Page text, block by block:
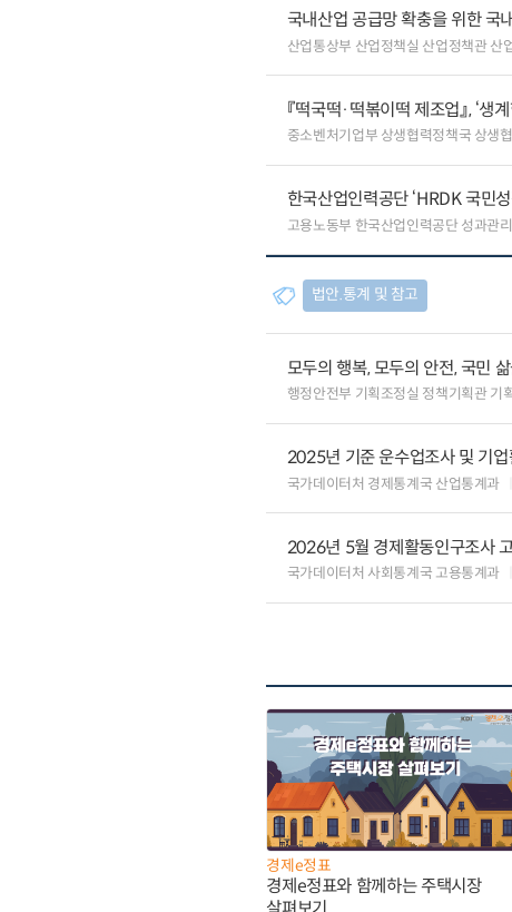
국내산업 공급망 확충을 위한 국
산업통상부 산업정책실 산업정책관 산
『떡국떡·떡볶이떡 제조업』, ‘생
중소벤처기업부 상생협력정책국 상생
한국산업인력공단 ‘HRDK 국민
고용노동부 한국산업인력공단 성과관
법안.통계 및 참고
모두의 행복, 모두의 안전, 국민
행정안전부 기획조정실 정책기획관 기
2025년 기준 운수업조사 및 기업
국가데이터처 경제통계국 산업통계과
2026년 5월 경제활동인구조사
국가데이터처 사회통계국 고용통계과
경제e정표
경제e정표와 함께하는 주택시장